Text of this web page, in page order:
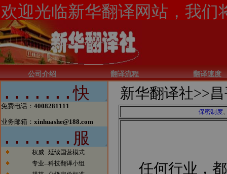
公司介绍 翻译流程 翻译速度
免费电话： 4008281111
业务邮箱： xinhuashe@188.com
权威--延续国营模式
专业--科技翻译小组
新闻1：当今电子商务的发展一日
千里，北京翻译公司如果有所作为
的话也必须跟上时代的步伐。今
天，我们已经看到太多的传统行业
涉足电子商务而大获成功的案例。
我们希望在翻译行业，能够看到越
来越多的翻译公司借助电子商务一
步步发展壮大，在将来也能够出现
北京翻译行业中的电子商务应用的
领军企业。
新闻2：新华翻译社公司自成立以
来已经成功为全球五百强企业、跨
国公司、国内公司、国家部委、政
府机构、国际组织、外国驻华使馆
商务处、出版社、商业银行、投资
银行、律师事务所、会计师事务
新华翻译社>>
保密制度
任何行业，